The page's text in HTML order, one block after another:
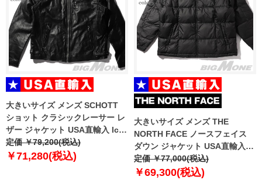
大きいサイズ メンズ SCHOTT
ショット クラシックレーサー レ
ザー ジャケット USA直輸入 lc-
940-d
定価 ￥79,200(税込)
￥71,280(税込)
大きいサイズ メンズ THE
NORTH FACE ノースフェイス
ダウン ジャケット USA直輸入
nf0a3y23-4h0
定価 ￥77,000(税込)
￥69,300(税込)